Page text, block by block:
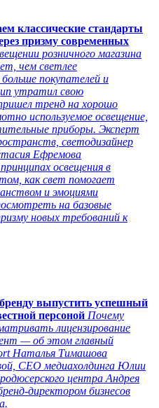
классические стандарты
призму современных
розничного магазина
чем светлее
покупателей и
утратил свою
тренд на хорошо
используемое освещение,
приборы. Эксперт
светодизайнер
Ефремова
освещения в
как свет помогает
и эмоциями
на базовые
новых требований к
выпустить успешный
персоной Почему
лицензирование
— об этом главный
Наталья Тимашова
СЕО медиахолдинга Юлии
центра Андрея
директором бизнесов